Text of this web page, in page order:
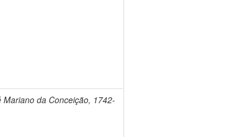
Mariano da Conceição, 1742-